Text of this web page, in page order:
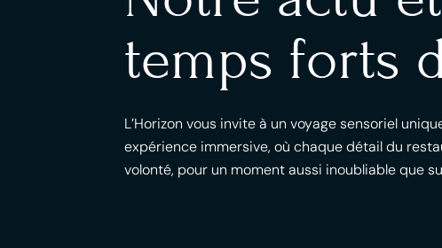
temps forts
L’Horizon vous invite à un voyage sensoriel
expérience immersive, où chaque détail du
volonté, pour un moment aussi inoubliable que